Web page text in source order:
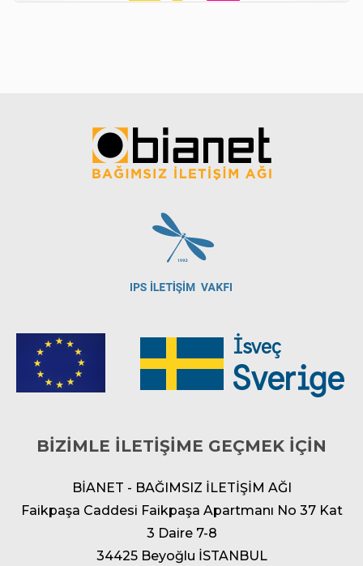
BİZİMLE İLETİŞİME GEÇMEK İÇİN
BİANET - BAĞIMSIZ İLETİŞİM AĞI
Faikpaşa Caddesi Faikpaşa Apartmanı No 37 Kat
3 Daire 7-8
34425 Beyoğlu İSTANBUL